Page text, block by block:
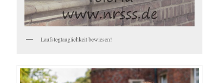
Laufstegtauglichkeit bewiesen!